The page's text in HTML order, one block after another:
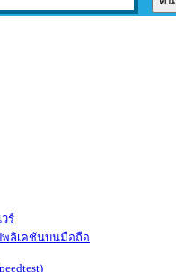
ร์
พลิเคชันบนมือถือ